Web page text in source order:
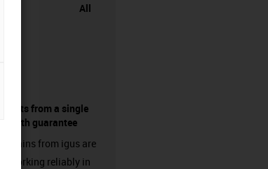
All
from a single
- with guarantee
chains from igus are
working reliably in